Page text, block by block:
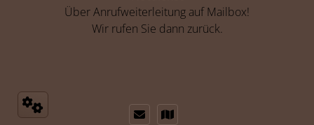
Über Anrufweiterleitung auf Mailbox!
Wir rufen Sie dann zurück.